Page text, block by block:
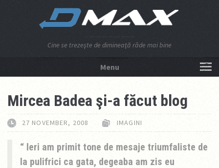
Cine se trezeşte de dimineaţă râde mai bine
Menu
Mircea Badea şi-a făcut blog
27 NOVEMBER, 2008 IMAGINI
Ieri am primit tone de mesaje triumfaliste de
la pulifrici ca gata, degeaba am zis eu